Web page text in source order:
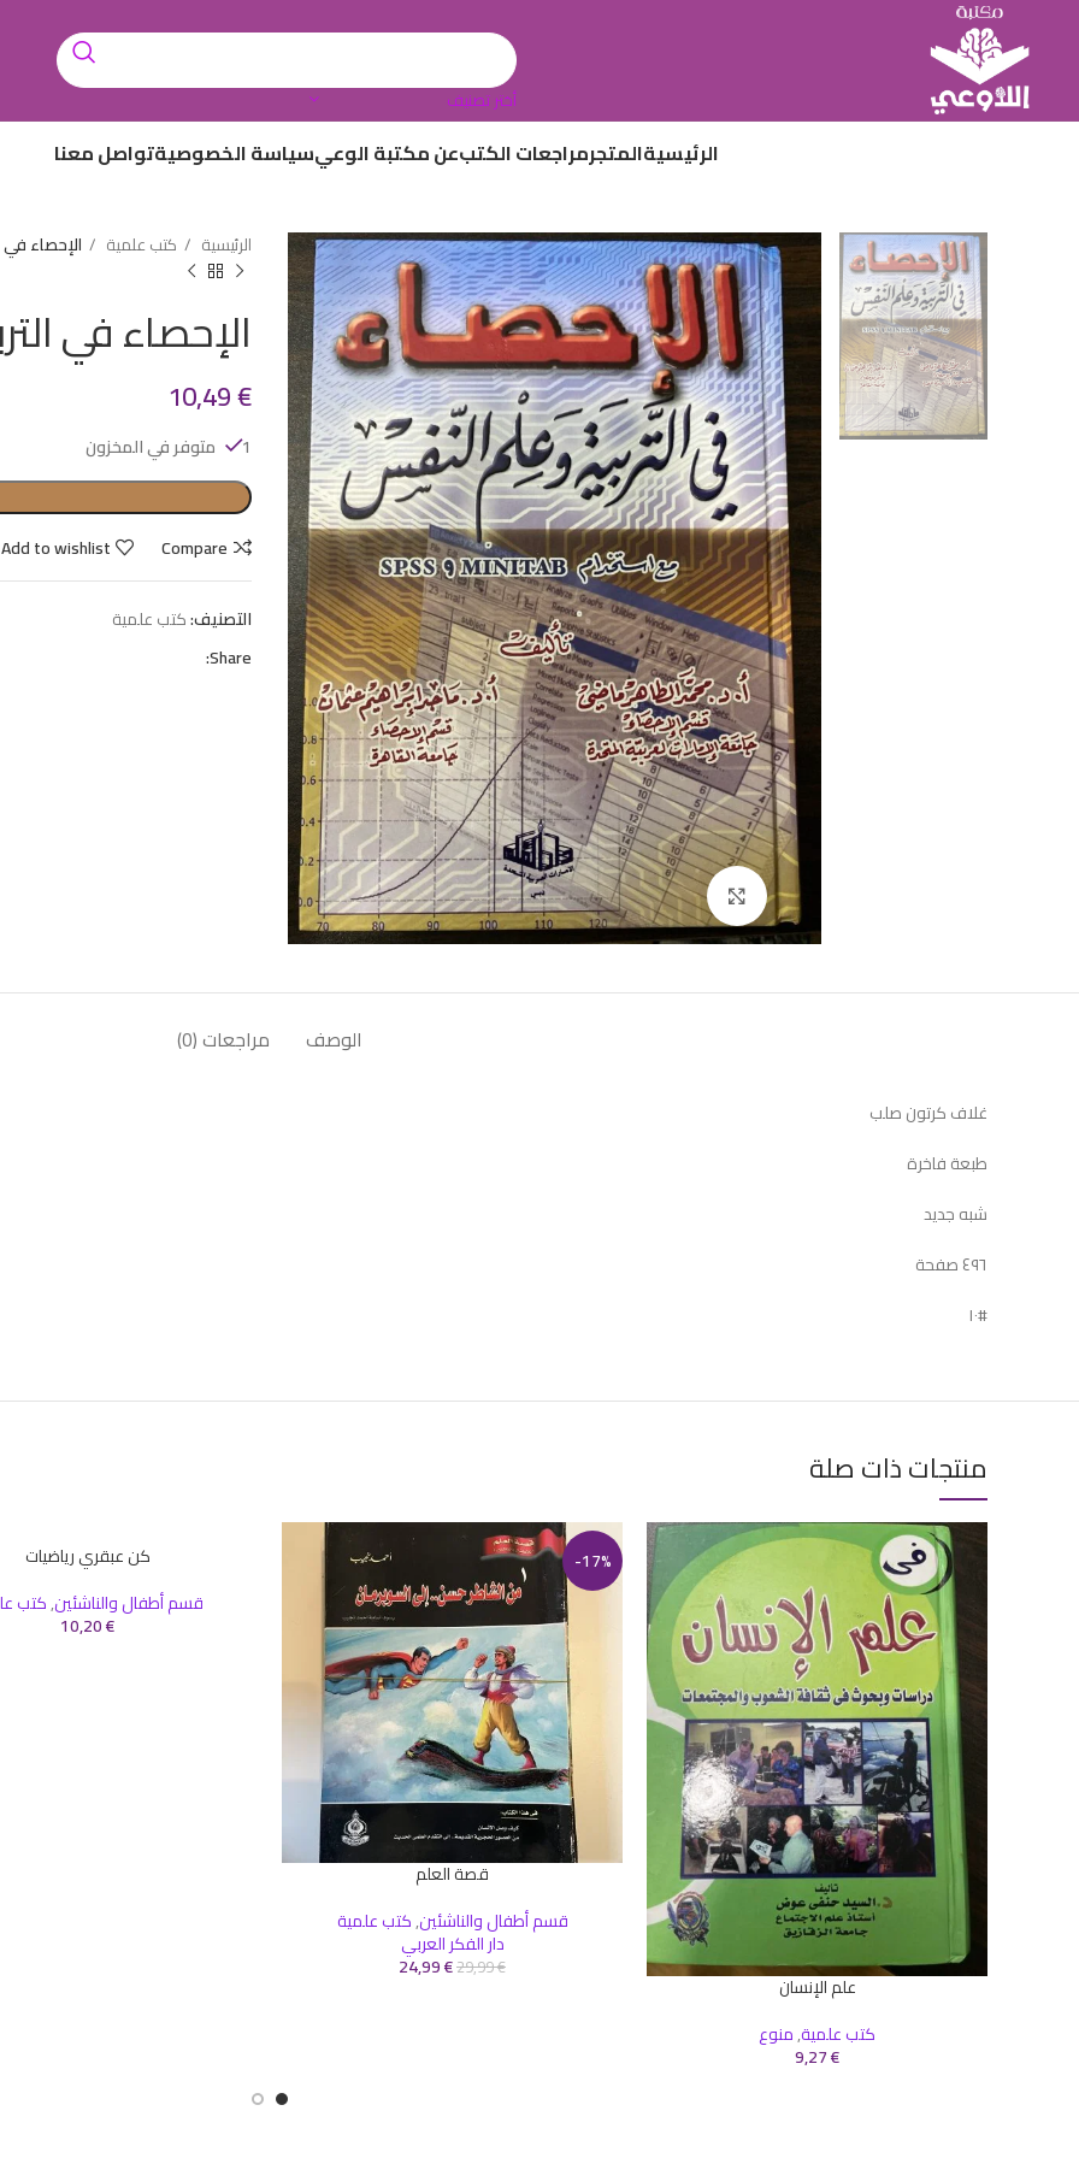
أختر تصنيف
الرئيسيةالمتجرمراجعات الكتبعن مكتبة الوعيسياسة الخصوصيةتواصل معنا
Click to enlarge
الرئيسية كتب علمية الإحصاء في
الإحصاء في
10,49€
1 متوفر في المخزون
Compare
Add to wishlist
التصنيف:كتب علمية
Share:
الوصف مراجعات (0)
غلاف كرتون صلب
طبعة فاخرة
شبه جديد
٤٩٦ صفحة
#١٠
منتجات ذات صلة
علم الإنسان
كتب علمية,منوع
9,27€
-17%
قصة العلم
قسم أطفال والناشئين,كتب علمية
دار الفكر العربي
29,99€
24,99€
كن عبقري رياضيات
قسم أطفال والناشئين,كتب
10,20€